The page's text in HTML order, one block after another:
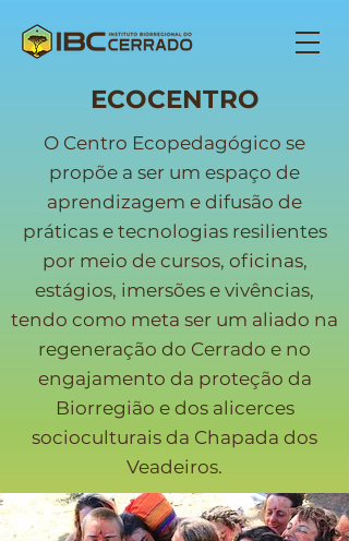
ECOCENTRO
O Centro Ecopedagógico se
propõe a ser um espaço de
aprendizagem e difusão de
práticas e tecnologias resilientes
por meio de cursos, oficinas,
estágios, imersões e vivências,
tendo como meta ser um aliado na
regeneração do Cerrado e no
engajamento da proteção da
Biorregião e dos alicerces
socioculturais da Chapada dos
Veadeiros.